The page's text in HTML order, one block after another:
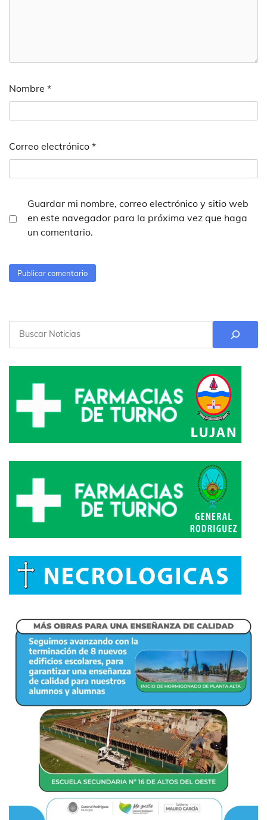
Nombre *
Correo electrónico *
Guardar mi nombre, correo electrónico y sitio web
en este navegador para la próxima vez que haga
un comentario.